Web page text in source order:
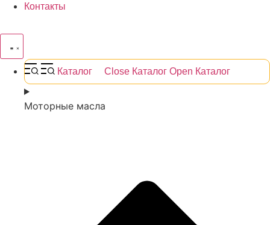
Контакты
Каталог Close Каталог Open Каталог
Моторные масла